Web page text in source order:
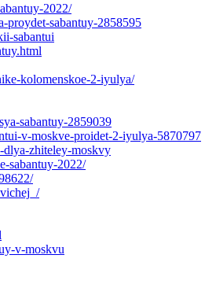
2022/
proydet-sabantuy-2858595
sabantui
kolomenskoe-2-iyulya/
sabantuy-2859039
v-moskve-proidet-2-iyulya-5870797
dlya-zhiteley-moskvy
sabantuy-2022/
v-moskvu